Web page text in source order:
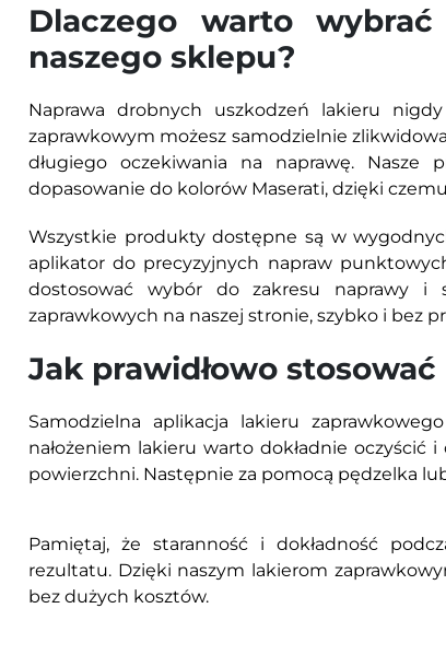
Dlaczego warto
naszego sklepu?
Naprawa drobnych uszkodzeń lakieru
zaprawkowym możesz samodzielnie
długiego oczekiwania na naprawę. Nasze
dopasowanie do kolorów Maserati, dzięki
Wszystkie produkty dostępne są w
aplikator do precyzyjnych napraw
dostosować wybór do zakresu naprawy i
zaprawkowych na naszej stronie, szybko i bez
Jak prawidłowo
Samodzielna aplikacja lakieru
nałożeniem lakieru warto dokładnie oczyścić
powierzchni. Następnie za pomocą pędzelka
Pamiętaj, że staranność i dokładność
rezultatu. Dzięki naszym lakierom
bez dużych kosztów.